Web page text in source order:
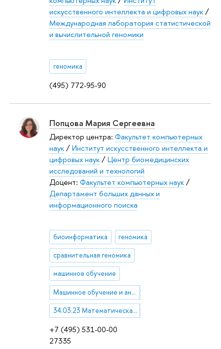
(495) 772-95-90
искусственного интеллекта и цифровых наук/
Международная лаборатория статистической
и вычислительной геномики
геномика
+7 (495) 531-00-00
27335
Попцова Мария Сергеевна
Директор центра: Факультет компьютерных
наук/Институт искусственного интеллекта и
цифровых наук/Центр биомедицинских
исследований и технологий
Доцент: Факультет компьютерных наук/
Департамент больших данных и
информационного поиска
биоинформатика геномика
сравнительная геномика
машинное обучение
Машинное обучение и анализ данных
34.03.23 Математическая биология и теоретическое моделирование биологических процессов. Биоинформатика